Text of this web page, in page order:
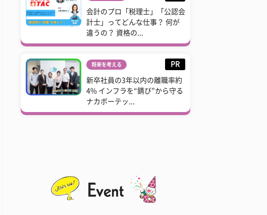
会計のプロ「税理士」「公認会
計士」ってどんな仕事？ 何が
違うの？ 資格の...
将来を考える PR
新卒社員の3年以内の離職率約
4% インフラを“錆び”から守る
ナカボーテッ...